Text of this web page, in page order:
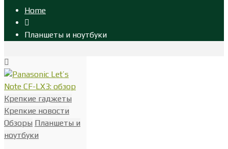
Home
Планшеты и ноутбуки
Крепкие гаджеты
Крепкие новости
Обзоры Планшеты и
ноутбуки